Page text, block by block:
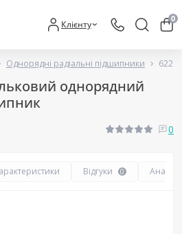
Клієнту 0
Однорядні радіальні підшипники
однорядний
0
Відгуки 0